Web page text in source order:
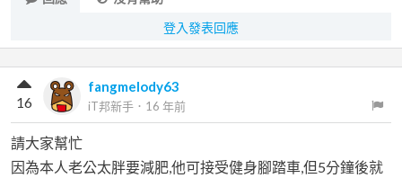
登入發表回應
fangmelody63
iT邦新手 ． 16 年前
16
請大家幫忙
因為本人老公太胖要減肥,他可接受健身腳踏車,但5分鐘後就